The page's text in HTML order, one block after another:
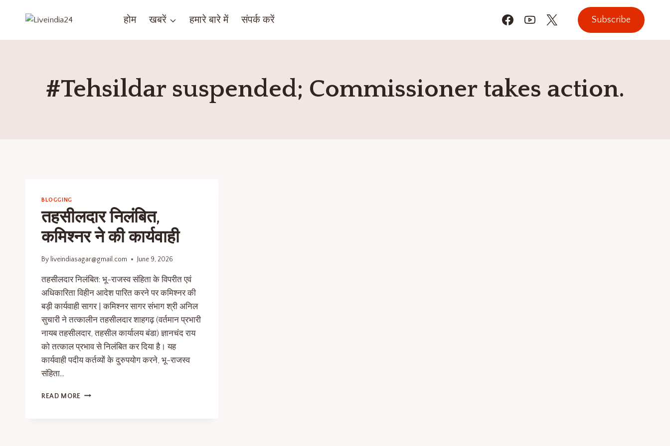
होम खबरें हमारे बारे में संपर्क करें Subscribe
#Tehsildar suspended; Commissioner takes action.
BLOGGING
तहसीलदार निलंबित,
कमिश्नर ने की कार्यवाही
By liveindiasagar@gmail.com June 9, 2026
तहसीलदार निलंबित: भू-राजस्व संहिता के विपरीत एवं
अधिकारिता विहीन आदेश पारित करने पर कमिश्नर की
बड़ी कार्यवाही सागर | कमिश्नर सागर संभाग श्री अनिल
सुचारी ने तत्कालीन तहसीलदार शाहगढ़ (वर्तमान प्रभारी
नायब तहसीलदार, तहसील कार्यालय बंडा) ज्ञानचंद राय
को तत्काल प्रभाव से निलंबित कर दिया है। यह
कार्यवाही पदीय कर्तव्यों के दुरुपयोग करने, भू-राजस्व
संहिता…
READ MORE